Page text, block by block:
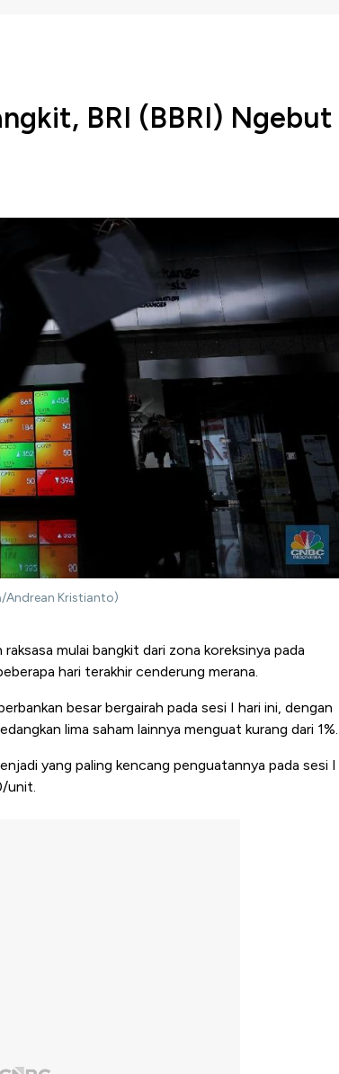
BRI (BBRI) Ngebut
Andrean Kristianto)
mulai bangkit dari zona koreksinya pada
hari terakhir cenderung merana.
besar bergairah pada sesi I hari ini, dengan
lima saham lainnya menguat kurang dari 1%.
yang paling kencang penguatannya pada sesi I
unit.